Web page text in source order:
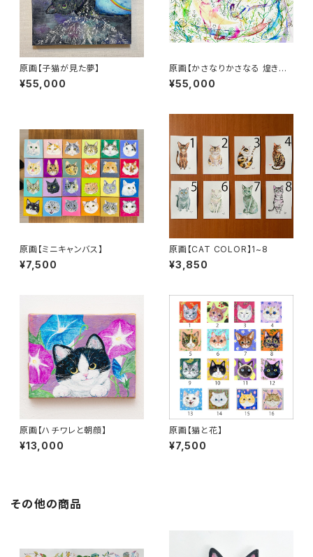
原画【子猫が見た夢】
¥55,000
原画【かさなりかさなる 煌きと
鼓動】
¥55,000
原画【ミニキャンバス】
¥7,500
原画【CAT COLOR】1~8
¥3,850
原画【ハチワレと朝顔】
¥13,000
原画【猫と花】
¥7,500
その他の商品